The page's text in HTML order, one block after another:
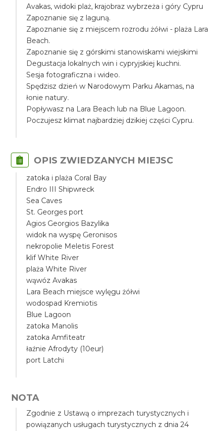
Avakas, widoki plaż, krajobraz wybrzeża i góry Cypru
Zapoznanie się z laguną.
Zapoznanie się z miejscem rozrodu żółwi - plaża Lara
Beach.
Zapoznanie się z górskimi stanowiskami wiejskimi
Degustacja lokalnych win i cypryjskiej kuchni.
Sesja fotograficzna i wideo.
Spędzisz dzień w Narodowym Parku Akamas, na
łonie natury.
Popływasz na Lara Beach lub na Blue Lagoon.
Poczujesz klimat najbardziej dzikiej części Cypru.
OPIS ZWIEDZANYCH MIEJSC
zatoka i plaża Coral Bay
Endro III Shipwreck
Sea Caves
St. Georges port
Agios Georgios Bazylika
widok na wyspę Geronisos
nekropolie Meletis Forest
klif White River
plaża White River
wąwóz Avakas
Lara Beach miejsce wylęgu żółwi
wodospad Kremiotis
Blue Lagoon
zatoka Manolis
zatoka Amfiteatr
łaźnie Afrodyty (10eur)
port Latchi
NOTA
Zgodnie z Ustawą o imprezach turystycznych i
powiązanych usługach turystycznych z dnia 24